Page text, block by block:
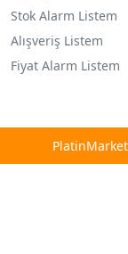
Stok Alarm Listem
Alışveriş Listem
Fiyat Alarm Listem
PlatinMarket